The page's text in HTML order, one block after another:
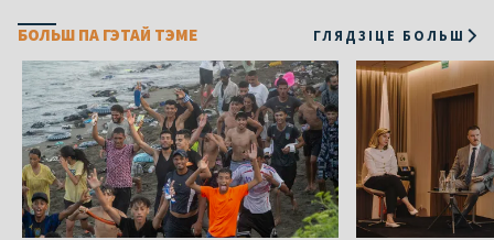
БОЛЬШ ПА ГЭТАЙ ТЭМЕ ГЛЯДЗІЦЕ БОЛЬШ